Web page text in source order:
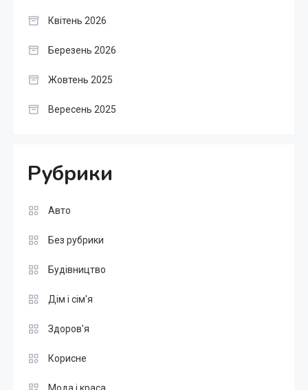
Квітень 2026
Березень 2026
Жовтень 2025
Вересень 2025
Рубрики
Авто
Без рубрики
Будівництво
Дім і сім'я
Здоров'я
Корисне
Мода і краса